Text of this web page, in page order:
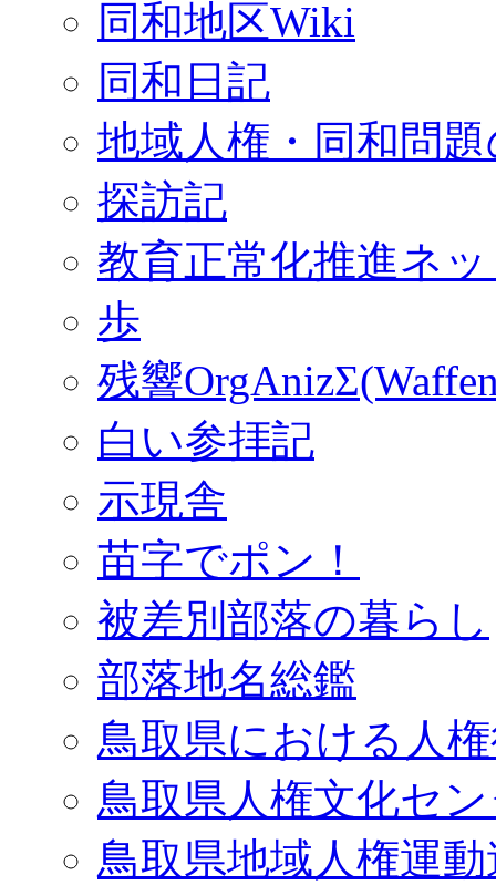
同和地区Wiki
同和日記
地域人権・同和問
探訪記
教育正常化推進ネ
歩
残響
白い参拝記
示現舎
苗字でポン！
被差別部落の暮らし
部落地名総鑑
鳥取県における人
鳥取県人権文化セ
鳥取県地域人権運